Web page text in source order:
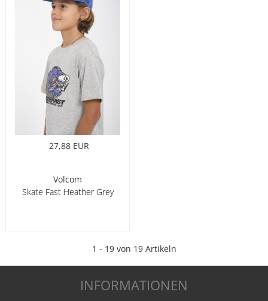
27,88 EUR
Volcom
Skate Fast Heather Grey
1 - 19 von 19 Artikeln
INFORMATIONEN